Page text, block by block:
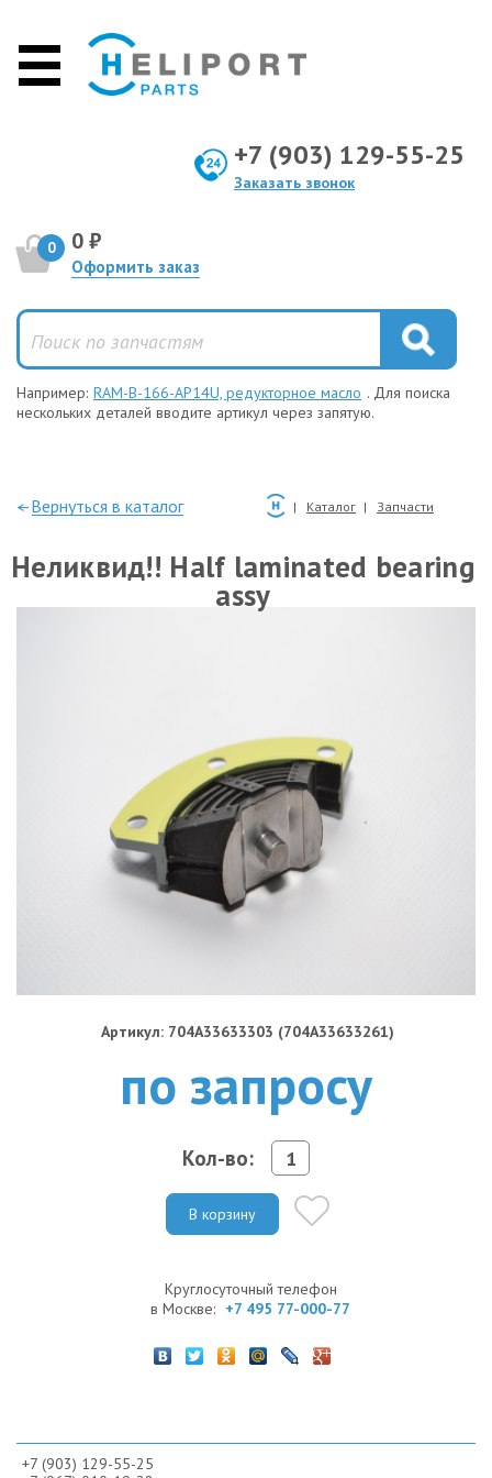
+7 (903) 129-55-25
Заказать звонок
0 0 ₽
Оформить заказ
Например: RAM-B-166-AP14U, редукторное масло . Для поиска
нескольких деталей вводите артикул через запятую.
—Вернуться в каталог Каталог Запчасти
Неликвид!! Half laminated bearing
assy
Артикул: 704A33633303 (704A33633261)
по запросу
Кол-во:
В корзину
Круглосуточный телефон
в Москве: +7 495 77-000-77
+7 (903) 129-55-25